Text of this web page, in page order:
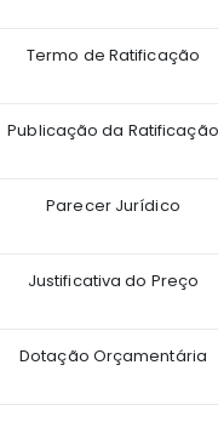
Termo de Ratificação
Publicação da Ratificação
Parecer Jurídico
Justificativa do Preço
Dotação Orçamentária